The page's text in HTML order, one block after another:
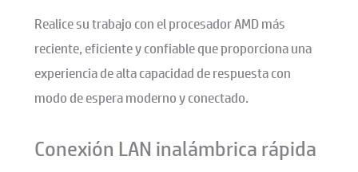
Realice su trabajo con el procesador AMD más
reciente, eficiente y confiable que proporciona una
experiencia de alta capacidad de respuesta con
modo de espera moderno y conectado.
Conexión LAN inalámbrica rápida